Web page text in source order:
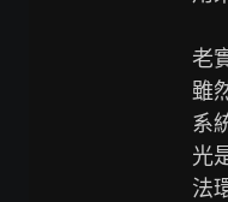
老
雖
系
光
法